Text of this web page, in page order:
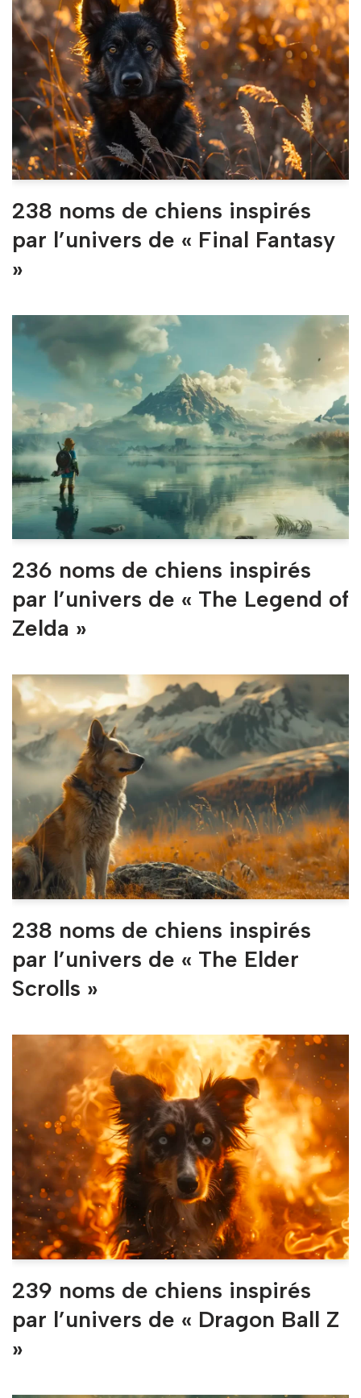
238 noms de chiens inspirés
par l’univers de « Final Fantasy
»
236 noms de chiens inspirés
par l’univers de « The Legend of
Zelda »
238 noms de chiens inspirés
par l’univers de « The Elder
Scrolls »
239 noms de chiens inspirés
par l’univers de « Dragon Ball Z
»